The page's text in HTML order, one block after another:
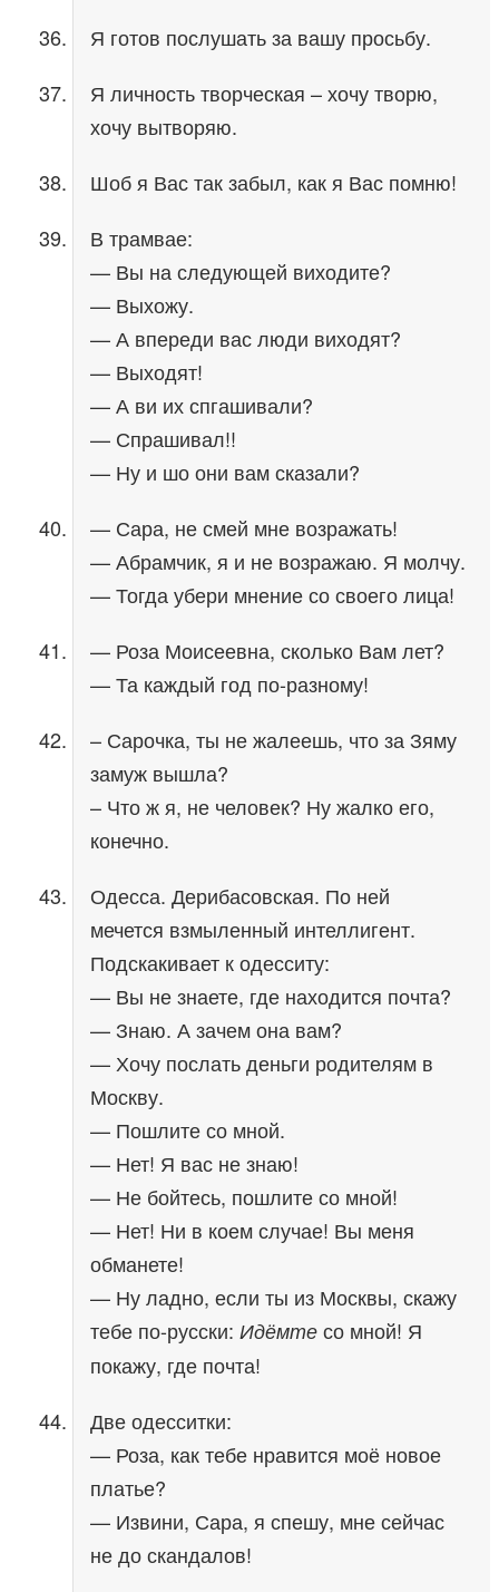
Я готов послушать за вашу просьбу.
Я личность творческая – хочу творю,
хочу вытворяю.
Шоб я Вас так забыл, как я Вас помню!
В трамвае:
— Вы на следующей виходите?
— Выхожу.
— А впереди вас люди виходят?
— Выходят!
— А ви их спгашивали?
— Спрашивал!!
— Ну и шо они вам сказали?
— Сара, не смей мне возражать!
— Абрамчик, я и не возражаю. Я молчу.
— Тогда убери мнение со своего лица!
— Роза Моисеевна, сколько Вам лет?
— Та каждый год по-разному!
– Сарочка, ты не жалеешь, что за Зяму
замуж вышла?
– Что ж я, не человек? Ну жалко его,
конечно.
Одесса. Дерибасовская. По ней
мечется взмыленный интеллигент.
Подскакивает к одесситу:
— Вы не знаете, где находится почта?
— Знаю. А зачем она вам?
— Хочу послать деньги родителям в
Москву.
— Пошлите со мной.
— Нет! Я вас не знаю!
— Не бойтесь, пошлите со мной!
— Нет! Ни в коем случае! Вы меня
обманете!
— Ну ладно, если ты из Москвы, скажу
тебе по-русски: Идёмте со мной! Я
покажу, где почта!
Две одесситки:
— Роза, как тебе нравится моё новое
платье?
— Извини, Сара, я спешу, мне сейчас
не до скандалов!